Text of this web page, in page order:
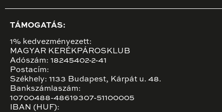
TÁMOGATÁS:
1% kedvezményezett:
MAGYAR KERÉKPÁROSKLUB
Adószám: 18245402-2-41
Postacím:
Székhely: 1133 Budapest, Kárpát u. 48.
Bankszámlaszám:
10700488-48619307-51100005
IBAN (HUF):